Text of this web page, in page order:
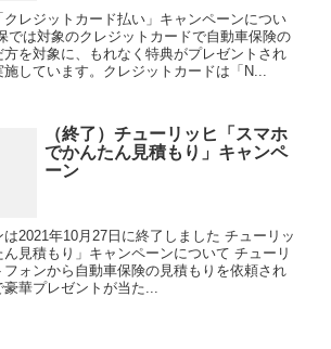
レジットカード払い」キャンペーンについ
では対象のクレジットカードで自動車保険の
を対象に、もれなく特典がプレゼントされ
しています。クレジットカードは「N...
（終了）チューリッヒ「スマホ
でかんたん見積もり」キャンペ
ーン
2021年10月27日に終了しました チューリッ
見積もり」キャンペーンについて チューリ
フォンから自動車保険の見積もりを依頼され
華プレゼントが当た...